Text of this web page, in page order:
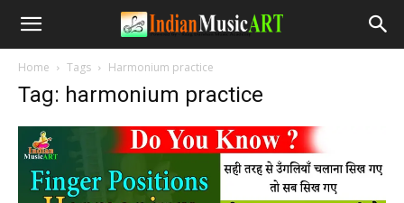
Home Tags Harmonium practice
Tag: harmonium practice